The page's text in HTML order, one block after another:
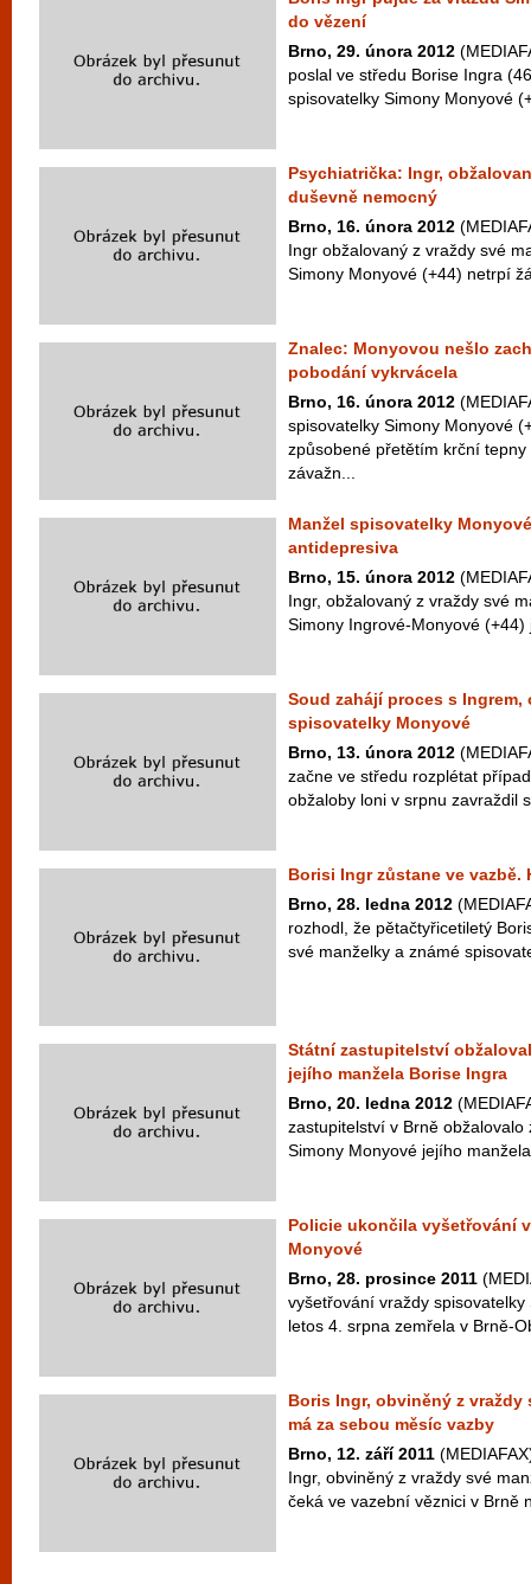
do vězení
Brno, 29. února 2012
poslal ve středu Borise Ingra
spisovatelky Simony Monyové
Psychiatrička: Ingr,
duševně nemocný
Brno, 16. února 2012
Ingr obžalovaný z vraždy své
Simony Monyové (+44) netrpí
Znalec: Monyovou nešlo
pobodání vykrvácela
Brno, 16. února 2012
spisovatelky Simony Monyové
způsobené přetětím krční
závažn...
Manžel spisovatelky
antidepresiva
Brno, 15. února 2012
Ingr, obžalovaný z vraždy své
Simony Ingrové-Monyové
Soud zahájí proces s Ingrem,
spisovatelky Monyové
Brno, 13. února 2012
začne ve středu rozplétat
obžaloby loni v srpnu zavraždil
Borisi Ingr zůstane ve vazbě.
Brno, 28. ledna 2012
rozhodl, že pětačtyřicetiletý
své manželky a známé
Státní zastupitelství
jejího manžela Borise Ingra
Brno, 20. ledna 2012
zastupitelství v Brně obžalovalo
Simony Monyové jejího
Policie ukončila vyšetřování
Monyové
Brno, 28. prosince 2011
vyšetřování vraždy
letos 4. srpna zemřela v Brně-
Boris Ingr, obviněný z
má za sebou měsíc vazby
Brno, 12. září 2011
Ingr, obviněný z vraždy své
čeká ve vazební věznici v Brně